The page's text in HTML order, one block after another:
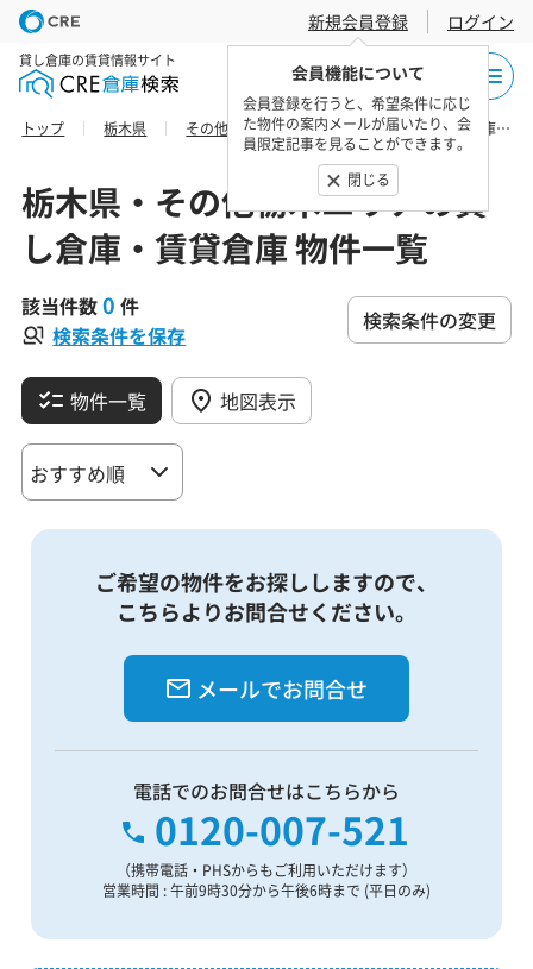
新規会員登録
会員機能について
会員登録を行うと、希望条件に応じ
た物件の案内メールが届いたり、会
員限定記事を見ることができます。
閉じる
ログイン
貸し倉庫の賃貸情報サイト
トップ 栃木県 その他栃木エリア 那須郡那須町の貸し倉庫・賃貸倉庫 物件一覧
栃木県・その他栃木エリアの貸
し倉庫・賃貸倉庫 物件一覧
該当件数0 件
検索条件を保存
検索条件の変更
物件一覧 地図表示
ご希望の物件をお探ししますので、
こちらよりお問合せください。
メールでお問合せ
電話でのお問合せはこちらから
0120-007-521
（携帯電話・PHSからもご利用いただけます）
営業時間 : 午前9時30分から午後6時まで (平日のみ)